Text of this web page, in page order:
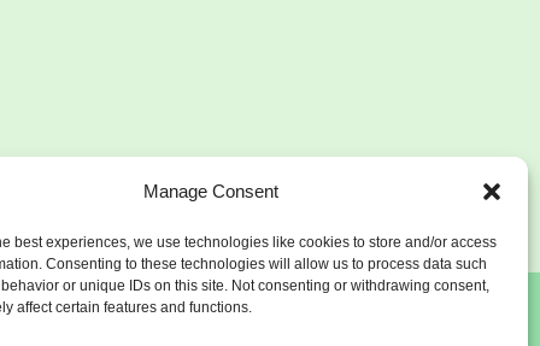
Manage Consent
best experiences, we use technologies like cookies to store and/or access
Consenting to these technologies will allow us to process data such
or unique IDs on this site. Not consenting or withdrawing consent,
affect certain features and functions.